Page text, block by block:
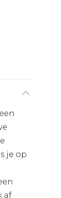
je op
af